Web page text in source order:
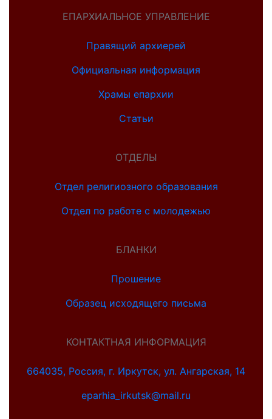
ЕПАРХИАЛЬНОЕ УПРАВЛЕНИЕ
Правящий архиерей
Официальная информация
Храмы епархии
Статьи
ОТДЕЛЫ
Отдел религиозного образования
Отдел по работе с молодежью
БЛАНКИ
Прошение
Образец исходящего письма
КОНТАКТНАЯ ИНФОРМАЦИЯ
664035, Россия, г. Иркутск, ул. Ангарская, 14
eparhia_irkutsk@mail.ru